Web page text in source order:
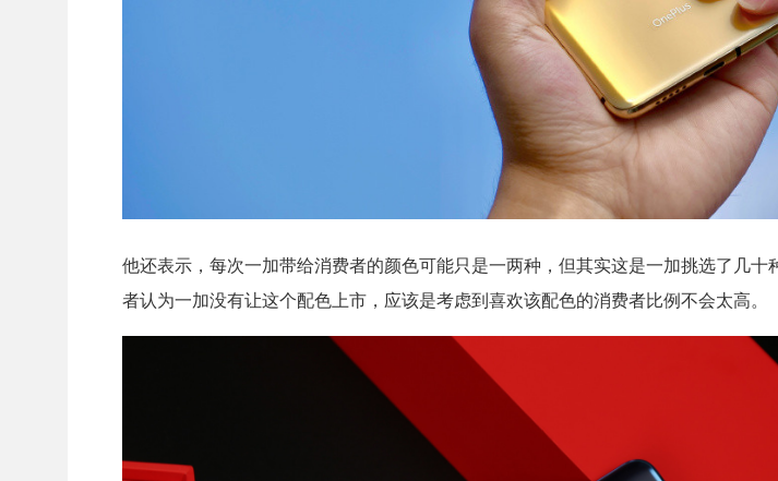
他还表示，每次一加带给消费者的颜色可能只是一两种，但其实这是一加挑选了几
者认为一加没有让这个配色上市，应该是考虑到喜欢该配色的消费者比例不会太高。